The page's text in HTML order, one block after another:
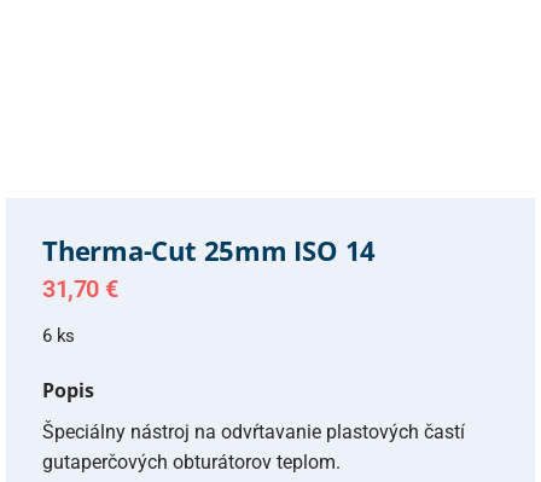
Therma-Cut 25mm ISO 14
31,70 €
6 ks
Popis
Špeciálny nástroj na odvŕtavanie plastových častí
gutaperčových obturátorov teplom.